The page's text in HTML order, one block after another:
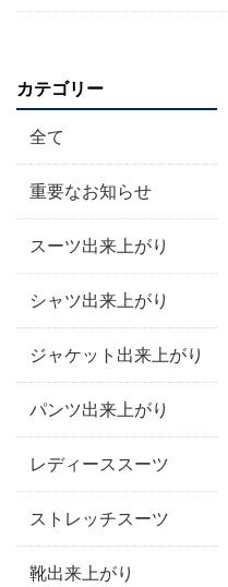
カテゴリー
全て
重要なお知らせ
スーツ出来上がり
シャツ出来上がり
ジャケット出来上がり
パンツ出来上がり
レディーススーツ
ストレッチスーツ
靴出来上がり